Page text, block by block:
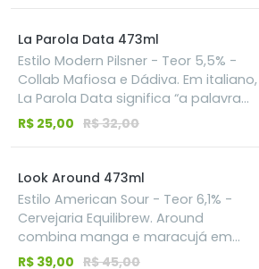
espuma.
Sabor de caju, com toques
adocicados da fruta, se equilibram
a acides da Berliner Weisse.
La Parola Data 473ml
Estilo Modern Pilsner - Teor 5,5% -
Collab Mafiosa e Dádiva. Em italiano,
La Parola Data significa “a palavra
dada” — uma expressão que traduz
início. Dourada e límpida, com 5,2%
de álcool, a cerveja é feita com o
lúpulo Luminosa, que entrega
aromas frescos, cítricos e
levemente frutados. Refrescante e
R$ 25,00 R$ 32,00
Look Around 473ml
Estilo American Sour - Teor 6,1% -
Cervejaria Equilibrew. Around
combina manga e maracujá em
uma American Sour vibrante,
R$ 39,00 R$ 45,00